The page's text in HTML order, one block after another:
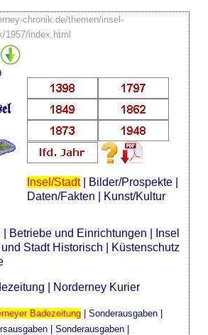
chronik.de/themen/insel-
1957/index.html
Insel/Stadt| Bilder/Prospekte|
Daten/Fakten
Kunst/Kultur
Betriebe und Einrichtungen
Insel
und Stadt Historisch
Küstenschutz
Norderney Kurier
Badezeitung |Sonderausgaben
|Sonderausgaben |